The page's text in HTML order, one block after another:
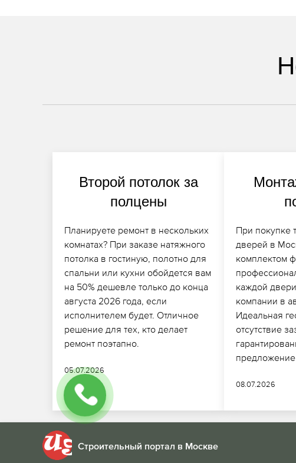
Второй потолок за
полцены
Планируете ремонт в нескольких
комнатах? При заказе натяжного
потолка в гостиную, полотно для
спальни или кухни обойдется вам
на 50% дешевле только до конца
августа 2026 года, если
исполнителем будет. Отличное
решение для тех, кто делает
ремонт поэтапно.
05.07.2026
При покупке
дверей в
комплектом
каждой
компании в
Идеальная
отсутствие
08.07.2026
Строительный портал в Москве